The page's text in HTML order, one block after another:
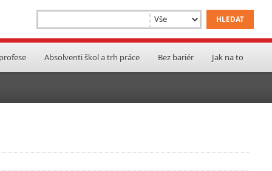
Absolventi škol a trh práce Bez bariér Jak na to